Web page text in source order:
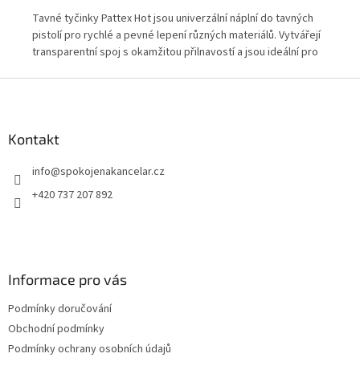
Tavné tyčinky Pattex Hot jsou univerzální náplní do tavných
pistolí pro rychlé a pevné lepení různých materiálů. Vytvářejí
transparentní spoj s okamžitou přilnavostí a jsou ideální pro
Kontakt
info@spokojenakancelar.cz
+420 737 207 892
Informace pro vás
Podmínky doručování
Obchodní podmínky
Podmínky ochrany osobních údajů